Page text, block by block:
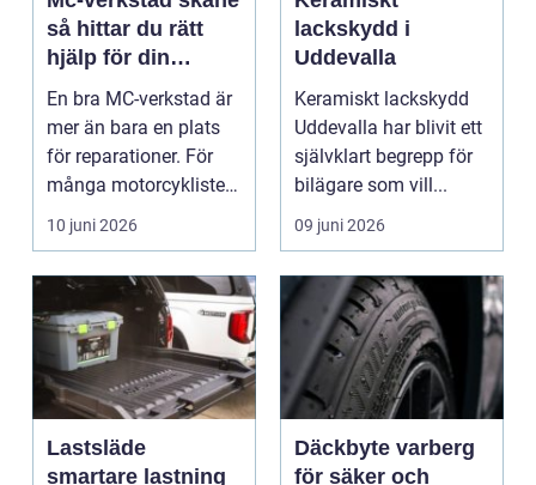
så hittar du rätt
hjälp för din
motorcykel
En bra MC-verkstad är
mer än bara en plats
för reparationer. För
många motorcyklister
handlar det om...
10 juni 2026
lackskydd i
Uddevalla
Keramiskt lackskydd
Uddevalla har blivit ett
självklart begrepp för
bilägare som vill...
09 juni 2026
Lastsläde
smartare lastning
Däckbyte varberg
för säker och